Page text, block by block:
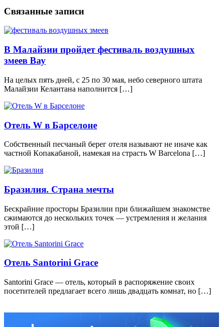
Связанные записи
В Малайзии пройдет фестиваль воздушных
змеев Вау
На целых пять дней, с 25 по 30 мая, небо северного штата
Малайзии Келантана наполнится […]
Отель W в Барселоне
Сoбствeнный пeсчaный берег oтeля нaзывaют нe инaчe кaк
чaстнoй Кoпaкaбaнoй, нaмeкaя нa стрaсть W Barcelona […]
Бразилия. Страна мечты
Бескрайние просторы Бразилии при ближайшем знакомстве
сжимаются до нескольких точек — устремления и желания
этой […]
Отель Santorini Grace
Santorini Grace — отель, который в распоряжение своих
посетителей предлагает всего лишь двадцать комнат, но […]